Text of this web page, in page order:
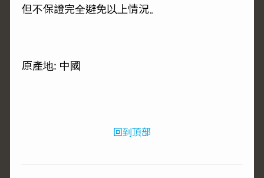
但不保證完全避免以上情況。
原產地: 中國
回到頂部